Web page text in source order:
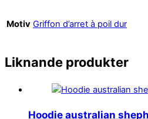
Motiv Griffon d’arret à poil dur
Liknande produkter
Hoodie australian